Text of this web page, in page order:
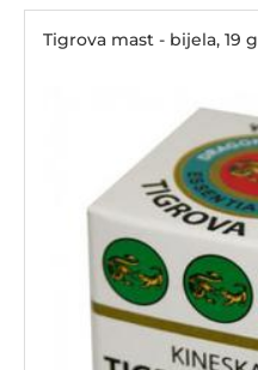
Tigrova mast - bijela, 19 g